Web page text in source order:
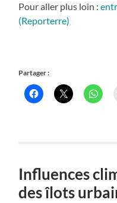
Pour aller plus loin :
(Reporterre)
Partager :
Influences
des îlots